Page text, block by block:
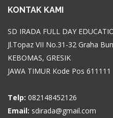
KONTAK KAMI
SD IRADA FULL DAY
Jl.Topaz VII No.31-32 Graha
KEBOMAS, GRESIK
JAWA TIMUR Kode Pos 611111
Telp: 082148452126
Email: sdirada@gmail.com